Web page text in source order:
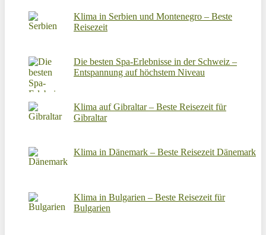
Klima in Serbien und Montenegro – Beste
Reisezeit
Die besten Spa-Erlebnisse in der Schweiz –
Entspannung auf höchstem Niveau
Klima auf Gibraltar – Beste Reisezeit für
Gibraltar
Klima in Dänemark – Beste Reisezeit Dänemark
Klima in Bulgarien – Beste Reisezeit für
Bulgarien